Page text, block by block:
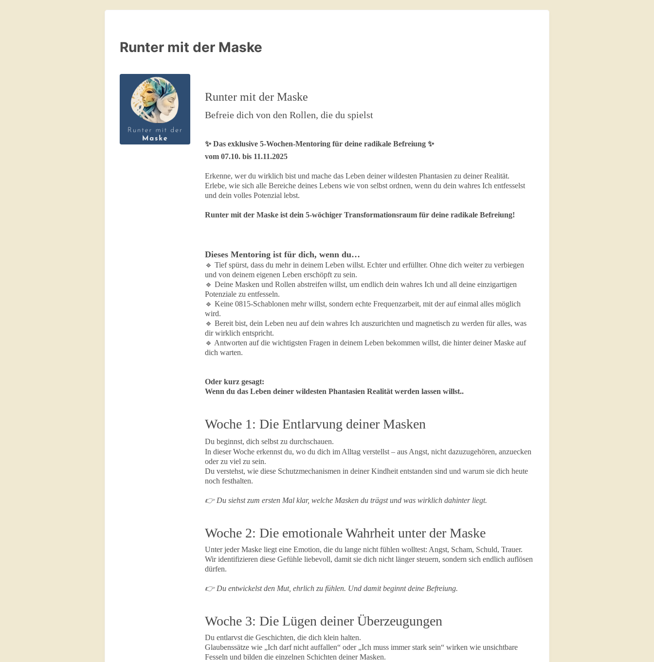
Runter mit der Maske
Runter mit der Maske
Befreie dich von den Rollen, die du spielst
✨ Das exklusive 5-Wochen-Mentoring für deine radikale Befreiung ✨
vom 07.10. bis 11.11.2025
Erkenne, wer du wirklich bist und mache das Leben deiner wildesten Phantasien zu deiner Realität.
Erlebe, wie sich alle Bereiche deines Lebens wie von selbst ordnen, wenn du dein wahres Ich entfesselst
und dein volles Potenzial lebst.
Runter mit der Maske ist dein 5-wöchiger Transformationsraum für deine radikale Befreiung!
Dieses Mentoring ist für dich, wenn du…
🔹 Tief spürst, dass du mehr in deinem Leben willst. Echter und erfüllter. Ohne dich weiter zu verbiegen
und von deinem eigenen Leben erschöpft zu sein.
🔹 Deine Masken und Rollen abstreifen willst, um endlich dein wahres Ich und all deine einzigartigen
Potenziale zu entfesseln.
🔹 Keine 0815-Schablonen mehr willst, sondern echte Frequenzarbeit, mit der auf einmal alles möglich
wird.
🔹 Bereit bist, dein Leben neu auf dein wahres Ich auszurichten und magnetisch zu werden für alles, was
dir wirklich entspricht.
🔹 Antworten auf die wichtigsten Fragen in deinem Leben bekommen willst, die hinter deiner Maske auf
dich warten.
Oder kurz gesagt:
Wenn du das Leben deiner wildesten Phantasien Realität werden lassen willst..
Woche 1: Die Entlarvung deiner Masken
Du beginnst, dich selbst zu durchschauen.
In dieser Woche erkennst du, wo du dich im Alltag verstellst – aus Angst, nicht dazuzugehören, anzuecken
oder zu viel zu sein.
Du verstehst, wie diese Schutzmechanismen in deiner Kindheit entstanden sind und warum sie dich heute
noch festhalten.
👉 Du siehst zum ersten Mal klar, welche Masken du trägst und was wirklich dahinter liegt.
Woche 2: Die emotionale Wahrheit unter der Maske
Unter jeder Maske liegt eine Emotion, die du lange nicht fühlen wolltest: Angst, Scham, Schuld, Trauer.
Wir identifizieren diese Gefühle liebevoll, damit sie dich nicht länger steuern, sondern sich endlich auflösen
dürfen.
👉 Du entwickelst den Mut, ehrlich zu fühlen. Und damit beginnt deine Befreiung.
Woche 3: Die Lügen deiner Überzeugungen
Du entlarvst die Geschichten, die dich klein halten.
Glaubenssätze wie „Ich darf nicht auffallen“ oder „Ich muss immer stark sein“ wirken wie unsichtbare
Fesseln und bilden die einzelnen Schichten deiner Masken.